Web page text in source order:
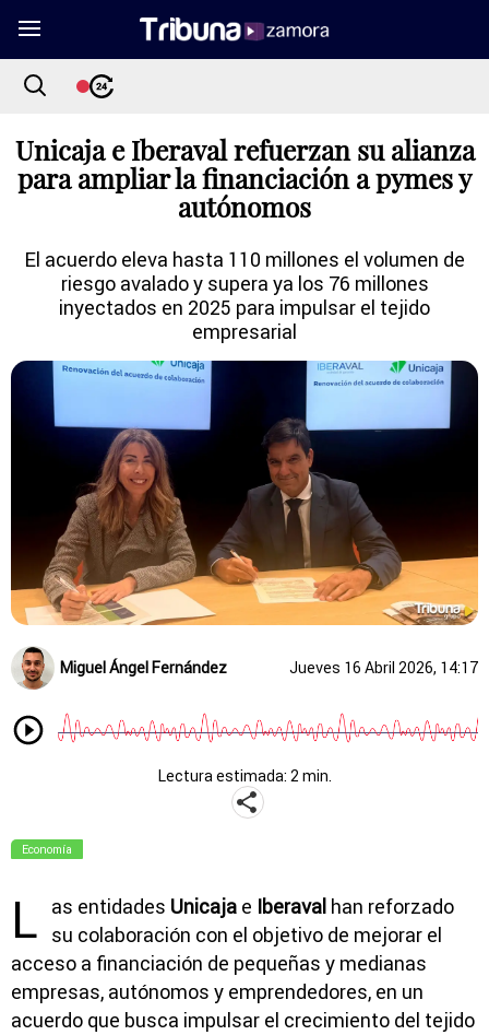
Unicaja e Iberaval refuerzan su alianza
para ampliar la financiación a pymes y
autónomos
El acuerdo eleva hasta 110 millones el volumen de
riesgo avalado y supera ya los 76 millones
inyectados en 2025 para impulsar el tejido
empresarial
Miguel Ángel Fernández Jueves 16 Abril 2026, 14:17
Lectura estimada: 2 min.
Economía
L as entidades Unicaja e Iberaval han reforzado
su colaboración con el objetivo de mejorar el
acceso a financiación de pequeñas y medianas
empresas, autónomos y emprendedores, en un
acuerdo que busca impulsar el crecimiento del tejido